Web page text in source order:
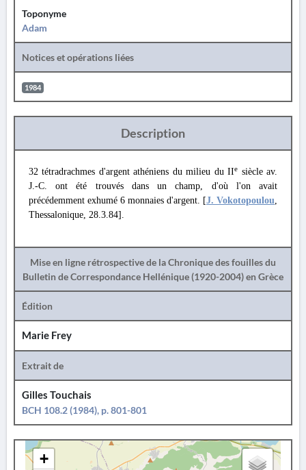
Toponyme
Adam
Notices et opérations liées
1984
Description
32 tétradrachmes d'argent athéniens du milieu du IIe siècle av.
J.-C. ont été trouvés dans un champ, d'où l'on avait
précédemment exhumé 6 monnaies d'argent. [J. Vokotopoulou,
Thessalonique, 28.3.84].
Mise en ligne rétrospective de la Chronique des fouilles du
Bulletin de Correspondance Hellénique (1920-2004) en Grèce
Édition
Marie Frey
Extrait de
Gilles Touchais
BCH 108.2 (1984), p. 801-801
+